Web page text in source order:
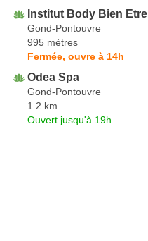
Institut Body Bien Etre
Gond-Pontouvre
995 mètres
Fermée, ouvre à 14h
Odea Spa
Gond-Pontouvre
1.2 km
Ouvert jusqu'à 19h